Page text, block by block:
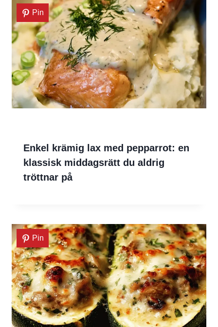
Pin
Enkel krämig lax med pepparrot: en
klassisk middagsrätt du aldrig
tröttnar på
Pin